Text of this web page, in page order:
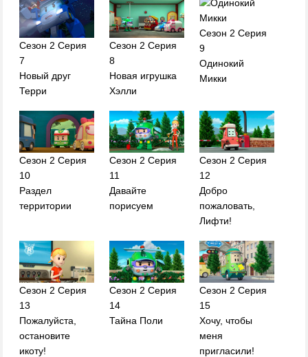
Сезон 2 Серия
7
Новый друг
Терри
Сезон 2 Серия
8
Новая игрушка
Хэлли
Сезон 2 Серия
9
Одинокий
Микки
Сезон 2 Серия
10
Раздел
территории
Сезон 2 Серия
11
Давайте
порисуем
Сезон 2 Серия
12
Добро
пожаловать,
Лифти!
Сезон 2 Серия
13
Пожалуйста,
остановите
икоту!
Сезон 2 Серия
14
Тайна Поли
Сезон 2 Серия
15
Хочу, чтобы
меня
пригласили!